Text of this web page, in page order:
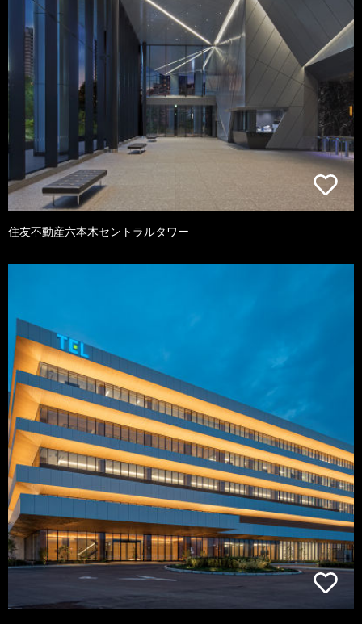
住友不動産六本木セントラルタワー